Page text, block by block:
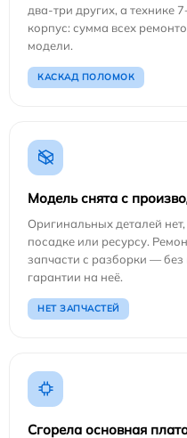
два-три других, а технике
корпус: сумма всех
модели.
КАСКАД ПОЛОМОК
Модель снята с
Оригинальных деталей
посадке или ресурсу.
запчасти с разборки — без
гарантии на неё.
НЕТ ЗАПЧАСТЕЙ
Сгорела основная